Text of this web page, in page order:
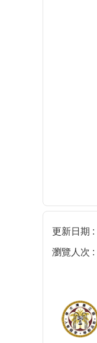
更新日期
瀏覽人次